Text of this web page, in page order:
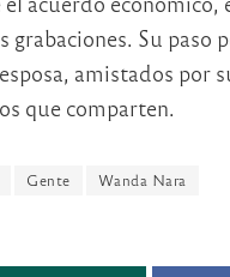
grabaciones. Su
amistados por
que comparten.
Gente Wanda Nara